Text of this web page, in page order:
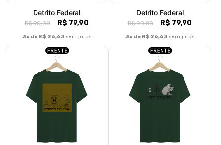
Detrito Federal
R$ 90,00 R$ 79,90
3x de R$ 26,63 sem juros
Detrito Federal
R$ 90,00 R$ 79,90
3x de R$ 26,63 sem juros